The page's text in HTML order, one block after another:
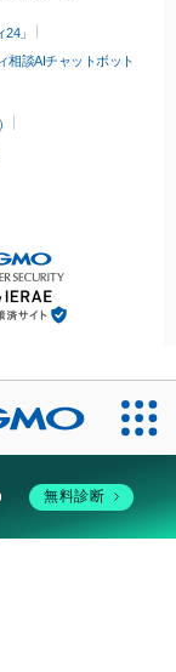
」
相談AIチャットボット
無料診断